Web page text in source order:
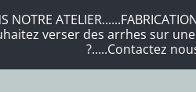
NOTRE
verser des arrhes sur
?.....Contactez